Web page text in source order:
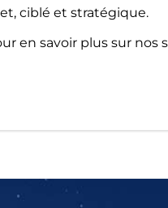
ciblé et stratégique.
en savoir plus sur nos